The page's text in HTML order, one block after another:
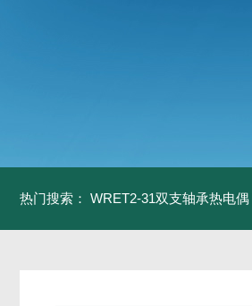
热门搜索： WRET2-31双支轴承热电偶